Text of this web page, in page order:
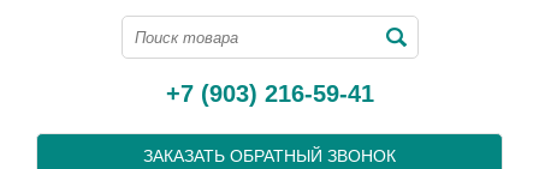
+7 (903) 216-59-41
ЗАКАЗАТЬ ОБРАТНЫЙ ЗВОНОК